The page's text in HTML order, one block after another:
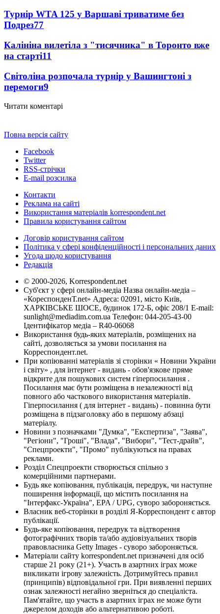
Турнір WTA 125 у Варшаві триватиме без
Подрез77
Калініна вилетіла з "тисячника" в Торонто вже
на старті11
Світоліна розпочала турнір у Вашингтоні з
перемоги9
Читати коментарі
Повна версія сайту
Facebook
Twitter
RSS-стрічки
E-mail розсилка
Контакти
Реклама на сайті
Використання матеріалів korrespondent.net
Правила користування сайтом
Договір користування сайтом
Політика у сфері конфіденційності і персональних даних
Угода щодо користування
Редакція
© 2000-2026, Korrespondent.net
Суб'єкт у сфері онлайн-медіа Назва онлайн-медіа –
«КореспонденТ.net» Адреса: 02091, місто Київ,
ХАРКІВСЬКЕ ШОСЕ, будинок 172-Б, офіс 208/1 E-mail:
sunlight@mediadim.com.ua Телефон: 044-205-43-00
Ідентифікатор медіа – R40-06068
Використання будь-яких матеріалів, розміщених на
сайті, дозволяється за умови посилання на
Корреспондент.net.
При копіюванні матеріалів зі сторінки « Новини України
і світу» , для інтернет - видань - обов'язкове пряме
відкрите для пошукових систем гіперпосилання .
Посилання має бути розміщена в незалежності від
повного або часткового використання матеріалів.
Гіперпосилання ( для інтернет - видань) - повинна бути
розміщена в підзаголовку або в першому абзаці
матеріалу.
Новини з позначками "Думка", "Експертиза", "Заява",
"Регіони", "Гроші", "Влада", "Вибори", "Тест-драйв",
"Спецпроекти", "Промо" публікуються на правах
реклами.
Розділ Спецпроекти створюється спільно з
комерційними партнерами.
Будь яке копіювання, публікація, передрук, чи наступне
поширення інформації, що містить посилання на
"Інтерфакс-Україна", EPA / UPG, суворо забороняється.
Власник веб-сторінки в розділі Я-Корреспондент є автор
публікації.
Будь-яке копіювання, передрук та відтворення
фотографічних творів та/або аудіовізуальних творів
правовласника Getty Images - суворо забороняється.
Матеріали сайту korrespondent.net призначені для осіб
старше 21 року (21+). Участь в азартних іграх може
викликати ігрову залежність. Дотримуйтесь правил
(принципів) відповідальної гри. При виявленні перших
ознак залежності негайно зверніться до спеціаліста.
Пам'ятайте, що участь в азартних іграх не може бути
джерелом доходів або альтернативою роботі.